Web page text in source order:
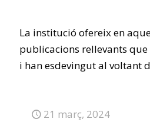
La institució ofereix en
publicacions rellevants que
i han esdevingut al voltant
21 març, 2024